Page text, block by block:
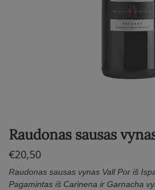
Raudonas sausas
€20,50
Raudonas sausas vynas Vall Por iš
Pagamintas iš Carinena ir Garnacha